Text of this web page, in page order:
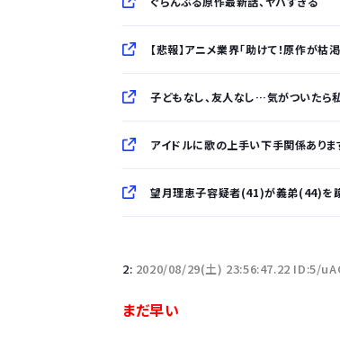
【悲報】アニメ業界「助けて！原作が枯
子どもなし、友人なし…気がついたら私は「身
アイドルに歌の上手い下手関係ありま
望月理恵子容疑者(41)が義弟(44)を
2: 2020/08/29(土) 23:56:47.22 ID:5/
まだ早い